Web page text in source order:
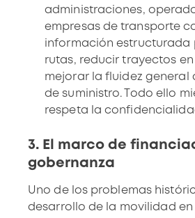
administraciones,
empresas de transporte
información estructurada
rutas, reducir trayectos
mejorar la fluidez general
de suministro. Todo ello
respeta la
3. El marco de
gobernanza
Uno de los problemas
desarrollo de la movilidad en